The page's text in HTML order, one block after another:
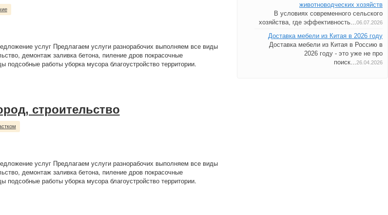
услуг Предлагаем услуги разнорабочих выполняем все виды
демонтаж заливка бетона, пиление дров покрасочные
подсобные работы уборка мусора благоустройство территории.
строительство
услуг Предлагаем услуги разнорабочих выполняем все виды
демонтаж заливка бетона, пиление дров покрасочные
подсобные работы уборка мусора благоустройство территории.
животноводческих хозяйств
В условиях современного сельского
хозяйства, где эффективность...06.07.2026
Доставка мебели из Китая в 2026 году
Доставка мебели из Китая в Россию в
2026 году - это уже не про
поиск...26.04.2026